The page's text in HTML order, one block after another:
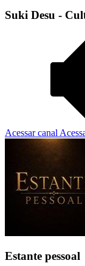
Suki Desu -
Acessar canal
Estante pessoal